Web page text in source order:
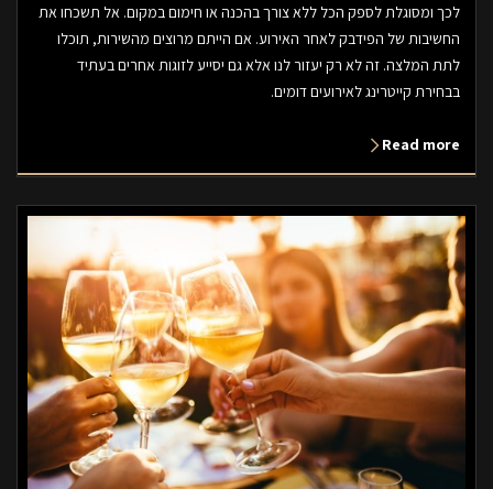
לכך ומסוגלת לספק הכל ללא צורך בהכנה או חימום במקום. אל תשכחו את
החשיבות של הפידבק לאחר האירוע. אם הייתם מרוצים מהשירות, תוכלו
לתת המלצה. זה לא רק יעזור לנו אלא גם יסייע לזוגות אחרים בעתיד
בבחירת קייטרינג לאירועים דומים.
Read more